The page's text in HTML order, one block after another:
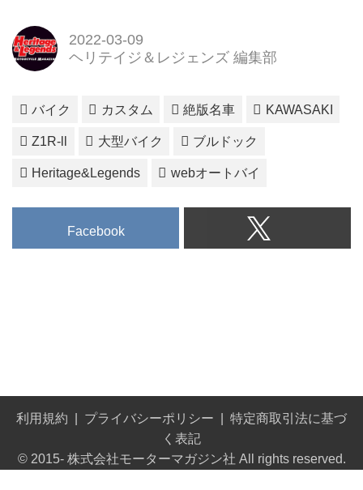
2022-03-09
ヘリテイジ＆レジェンズ 編集部
バイク カスタム 絶版名車 KAWASAKI
Z1R-ll 大型バイク ブルドック
Heritage&Legends webオートバイ
Facebook
利用規約 プライバシーポリシー
特定商取引法に基づ
く表記
© 2015- 株式会社モーターマガジン社 All rights reserved.